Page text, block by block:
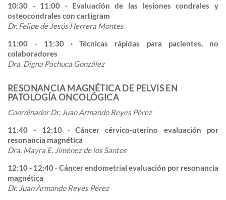
10:30 - 11:00 · Evaluación de las lesiones condrales y
osteocondrales con cartigram
Dr. Felipe de Jesús Herrera Montes
11:00 - 11:30 · Técnicas rápidas para pacientes, no
colaboradores
Dra. Digna Pachuca González
RESONANCIA MAGNÉTICA DE PELVIS EN
PATOLOGÍA ONCOLÓGICA
Coordinador Dr. Juan Armando Reyes Pérez
11:40 - 12:10 · Cáncer cérvico-uterino evaluación por
resonancia magnética
Dra. Mayra E. Jiménez de los Santos
12:10 - 12:40 · Cáncer endometrial evaluación por resonancia
magnética
Dr. Juan Armando Reyes Pérez